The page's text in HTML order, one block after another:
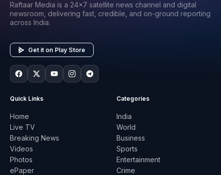
Raftaar Media is a 24x7 satellite news channel and digital
newsroom, delivering fast, credible, and on-ground reporting
across India.
Get it on Play Store
Quick Links
Home
Live TV
Breaking News
Videos
Photos
ePaper
Categories
India
World
Business
Sports
Entertainment
Crime